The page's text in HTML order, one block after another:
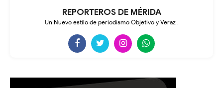
REPORTEROS DE MÉRIDA
Un Nuevo estilo de periodismo Objetivo y Veraz .